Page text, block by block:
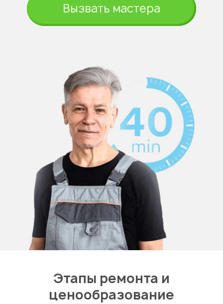
Вызвать мастера
Этапы ремонта и
ценообразование